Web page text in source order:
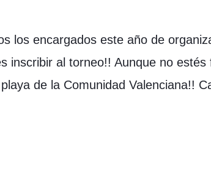
los encargados este año de
inscribir al torneo!! Aunque no
de la Comunidad Valenciana!!